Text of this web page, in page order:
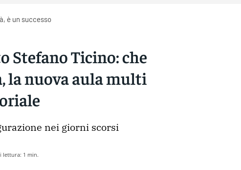
è un successo
Stefano Ticino: che
la nuova aula multi
nei giorni scorsi
lettura: 1 min.